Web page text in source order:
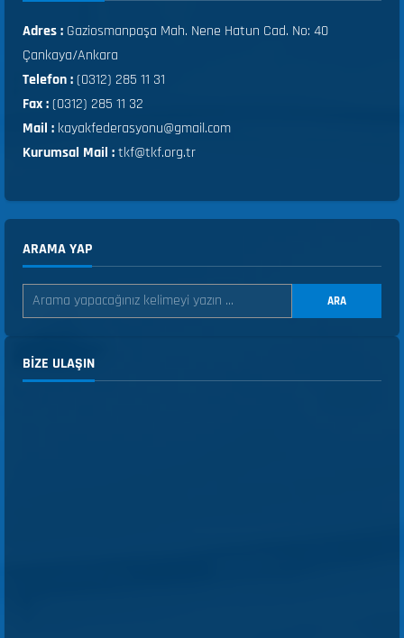
Adres : Gaziosmanpaşa Mah. Nene Hatun Cad. No: 40
Çankaya/Ankara
Telefon :(0312) 285 11 31
Fax :(0312) 285 11 32
Mail : kayakfederasyonu@gmail.com
Kurumsal Mail :tkf@tkf.org.tr
ARAMA YAP
ARA
BIZE ULAŞIN